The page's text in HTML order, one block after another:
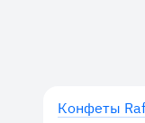
Конфеты